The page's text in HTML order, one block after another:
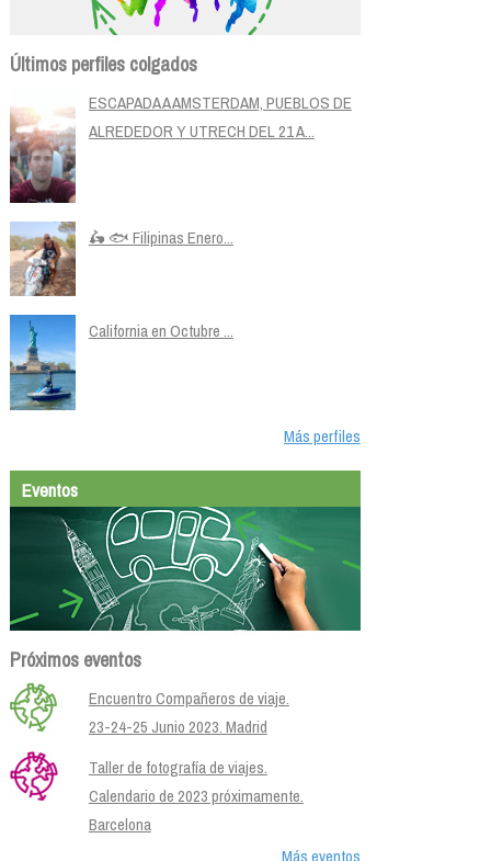
Últimos perfiles colgados
ESCAPADA A AMSTERDAM, PUEBLOS DE
ALREDEDOR Y UTRECH DEL 21 A...
🛵 🐟 Filipinas Enero...
California en Octubre ...
Más perfiles
Eventos
Próximos eventos
Encuentro Compañeros de viaje.
23-24-25 Junio 2023. Madrid
Taller de fotografía de viajes.
Calendario de 2023 próximamente.
Barcelona
Más eventos